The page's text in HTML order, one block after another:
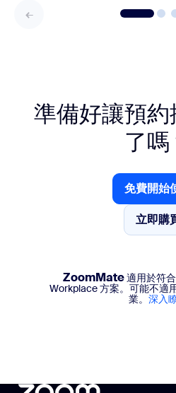
準備好讓預
了嗎
免費開始
免費開始
立即購
立即購
ZoomMate適用於符
Workplace 方案。可能不適
業。 深入